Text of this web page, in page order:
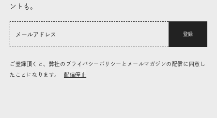
ントも。
登録
ご登録頂くと、弊社のプライバシーポリシーとメールマガジンの配信に同意し
たことになります。
配信停止